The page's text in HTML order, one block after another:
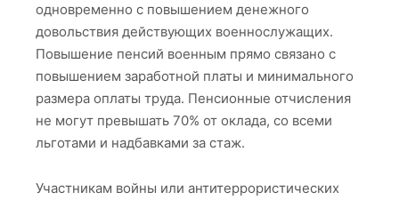
одновременно с повышением денежного
довольствия действующих военнослужащих.
Повышение пенсий военным прямо связано с
повышением заработной платы и минимального
размера оплаты труда. Пенсионные отчисления
не могут превышать 70% от оклада, со всеми
льготами и надбавками за стаж.
Участникам войны или антитеррористических